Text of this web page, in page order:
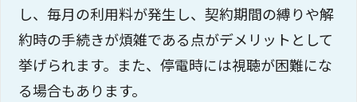
し、毎月の利用料が発生し、契約期間の縛りや解
約時の手続きが煩雑である点がデメリットとして
挙げられます。また、停電時には視聴が困難にな
る場合もあります。